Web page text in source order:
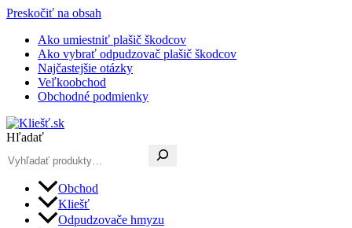
Preskočiť na obsah
Ako umiestniť plašič škodcov
Ako vybrať odpudzovač plašič škodcov
Najčastejšie otázky
Veľkoobchod
Obchodné podmienky
Hľadať
Obchod
Kliešť
Odpudzovače hmyzu